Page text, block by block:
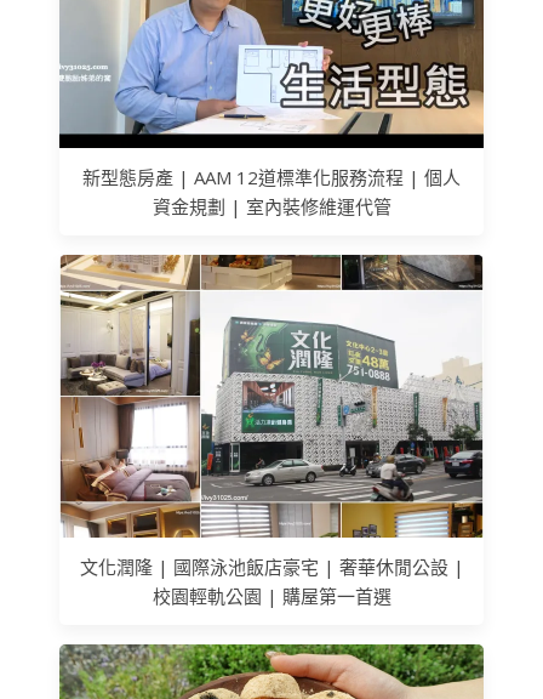
新型態房產 | AAM 12道標準化服務流程 | 個人
資金規劃 | 室內裝修維運代管
文化潤隆 | 國際泳池飯店豪宅 | 奢華休閒公設 |
校園輕軌公園 | 購屋第一首選